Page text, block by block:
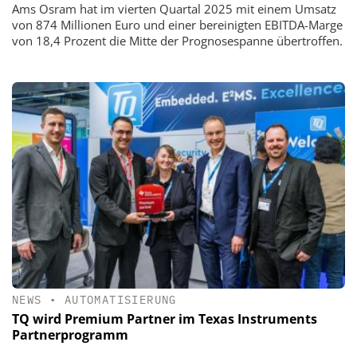
Ams Osram hat im vierten Quartal 2025 mit einem Umsatz
von 874 Millionen Euro und einer bereinigten EBITDA-Marge
von 18,4 Prozent die Mitte der Prognosespanne übertroffen.
NEWS • AUTOMATISIERUNG
TQ wird Premium Partner im Texas Instruments
Partnerprogramm